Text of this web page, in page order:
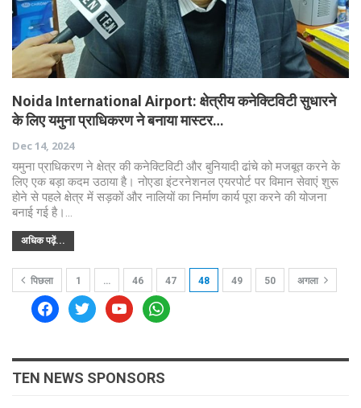
Noida International Airport: क्षेत्रीय कनेक्टिविटी सुधारने
के लिए यमुना प्राधिकरण ने बनाया मास्टर…
Dec 14, 2024
यमुना प्राधिकरण ने क्षेत्र की कनेक्टिविटी और बुनियादी ढांचे को मजबूत करने के
लिए एक बड़ा कदम उठाया है। नोएडा इंटरनेशनल एयरपोर्ट पर विमान सेवाएं शुरू
होने से पहले क्षेत्र में सड़कों और नालियों का निर्माण कार्य पूरा करने की योजना
बनाई गई है।…
अधिक पढ़ें...
पिछला 1 … 46 47 48 49 50 अगला
facebooktwitteryoutubewhatsapp
TEN NEWS SPONSORS